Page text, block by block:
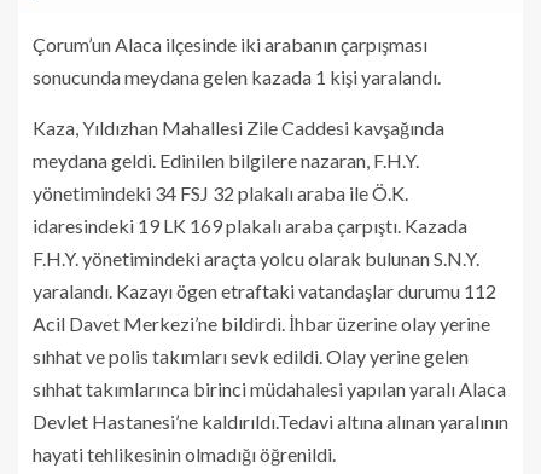
Çorum’un Alaca ilçesinde iki arabanın çarpışması
sonucunda meydana gelen kazada 1 kişi yaralandı.
Kaza, Yıldızhan Mahallesi Zile Caddesi kavşağında
meydana geldi. Edinilen bilgilere nazaran, F.H.Y.
yönetimindeki 34 FSJ 32 plakalı araba ile Ö.K.
idaresindeki 19 LK 169 plakalı araba çarpıştı. Kazada
F.H.Y. yönetimindeki araçta yolcu olarak bulunan S.N.Y.
yaralandı. Kazayı ögen etraftaki vatandaşlar durumu 112
Acil Davet Merkezi’ne bildirdi. İhbar üzerine olay yerine
sıhhat ve polis takımları sevk edildi. Olay yerine gelen
sıhhat takımlarınca birinci müdahalesi yapılan yaralı Alaca
Devlet Hastanesi’ne kaldırıldı.Tedavi altına alınan yaralının
hayati tehlikesinin olmadığı öğrenildi.